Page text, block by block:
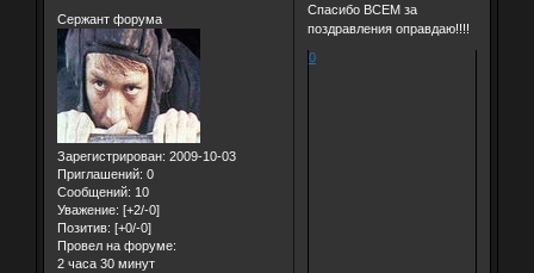
Сержант форума
Зарегистрирован: 2009-10-03
Приглашений: 0
Сообщений: 10
Уважение: [+2/-0]
Позитив: [+0/-0]
Провел на форуме:
2 часа 30 минут
Спасибо ВСЕМ за
поздравления оправдаю!!!!
0